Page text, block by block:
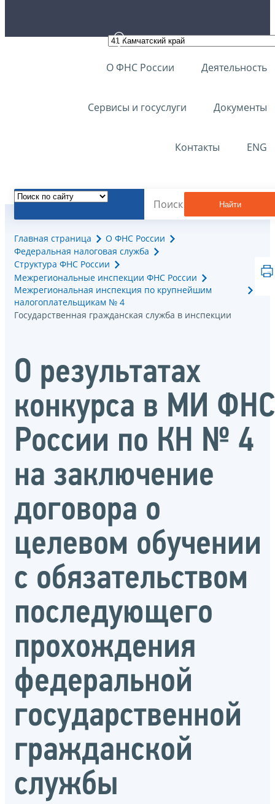
О ФНС России Деятельность
Сервисы и госуслуги Документы
Контакты ENG
Найти
Главная страница
О ФНС России
Федеральная налоговая служба
Структура ФНС России
Межрегиональные инспекции ФНС России
Межрегиональная инспекция по крупнейшим
налогоплательщикам № 4
Государственная гражданская служба в инспекции
О результатах
конкурса в МИ ФНС
России по КН № 4
на заключение
договора о
целевом обучении
с обязательством
последующего
прохождения
федеральной
государственной
гражданской
службы